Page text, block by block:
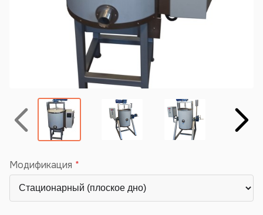
Назад Вперёд
Модификация